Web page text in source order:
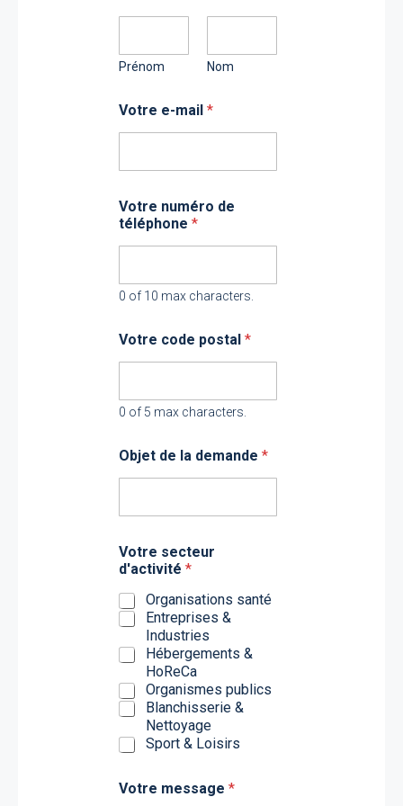
Prénom Nom
Votre e-mail *
Votre numéro de
téléphone *
0 of 10 max characters.
Votre code postal *
0 of 5 max characters.
Objet de la demande *
Votre secteur
d'activité *
Organisations santé
Entreprises &
Industries
Hébergements &
HoReCa
Organismes publics
Blanchisserie &
Nettoyage
Sport & Loisirs
e
Votre message *